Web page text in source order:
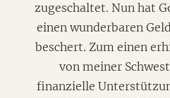
zugeschaltet. Nun hat
einen wunderbaren
beschert. Zum einen
von meiner
finanzielle